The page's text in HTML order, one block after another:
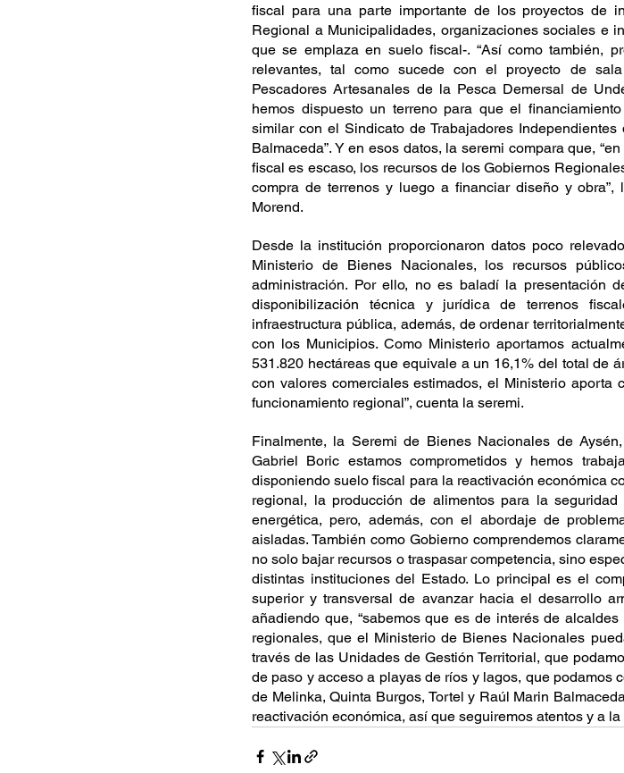
fiscal para una parte importante de los proyectos de
Regional a Municipalidades, organizaciones sociales e
que se emplaza en suelo fiscal-. “Así como también,
relevantes, tal como sucede con el proyecto de
Pescadores Artesanales de la Pesca Demersal de
hemos dispuesto un terreno para que el
similar con el Sindicato de Trabajadores
Balmaceda”. Y en esos datos, la seremi compara que,
fiscal es escaso, los recursos de los Gobiernos
compra de terrenos y luego a financiar diseño y
Morend.
Desde la institución proporcionaron datos poco
Ministerio de Bienes Nacionales, los recursos
administración. Por ello, no es baladí la presentación
disponibilización técnica y jurídica de terrenos
infraestructura pública, además, de ordenar
con los Municipios. Como Ministerio aportamos
531.820 hectáreas que equivale a un 16,1% del total de
con valores comerciales estimados, el Ministerio aporta
funcionamiento regional”, cuenta la seremi.
Finalmente, la Seremi de Bienes Nacionales de
Gabriel Boric estamos comprometidos y hemos
disponiendo suelo fiscal para la reactivación económica
regional, la producción de alimentos para la
energética, pero, además, con el abordaje de
aisladas. También como Gobierno comprendemos
no solo bajar recursos o traspasar competencia, sino
distintas instituciones del Estado. Lo principal es el
superior y transversal de avanzar hacia el desarrollo
añadiendo que, “sabemos que es de interés de
regionales, que el Ministerio de Bienes Nacionales
través de las Unidades de Gestión Territorial, que
de paso y acceso a playas de ríos y lagos, que podamos
de Melinka, Quinta Burgos, Tortel y Raúl Marin
reactivación económica, así que seguiremos atentos y a la